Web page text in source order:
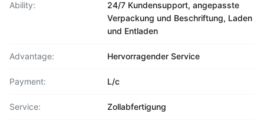
Ability:
24/7 Kundensupport, angepasste
Verpackung und Beschriftung, Laden
und Entladen
Advantage: Hervorragender Service
Payment: L/c
Service: Zollabfertigung